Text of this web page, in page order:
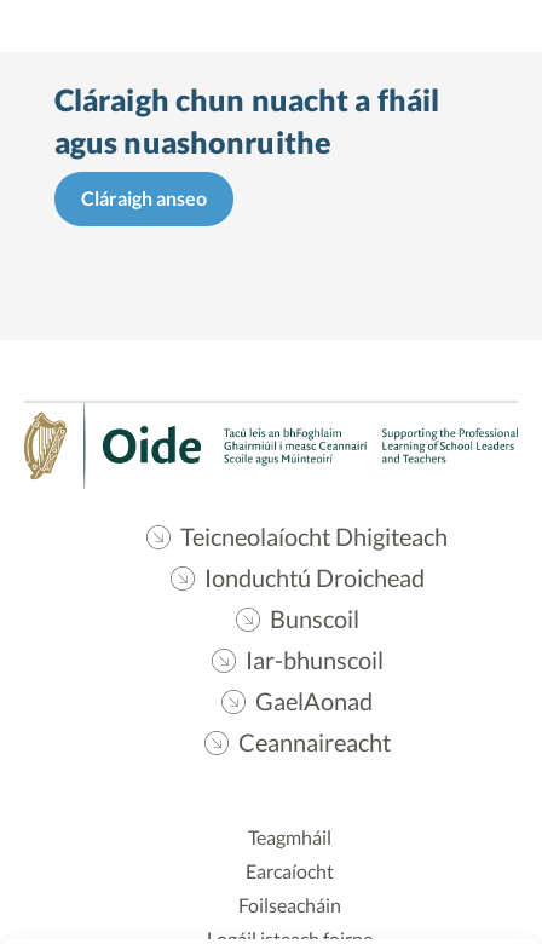
Cláraigh chun nuacht a fháil
agus nuashonruithe
Cláraigh anseo
Teicneolaíocht Dhigiteach
Ionduchtú Droichead
Bunscoil
Iar-bhunscoil
GaelAonad
Ceannaireacht
Teagmháil
Earcaíocht
Foilseacháin
Logáil isteach foirne